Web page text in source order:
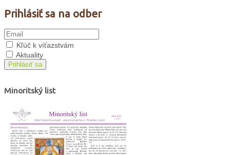
Prihlásiť sa na odber
Kľúč k víťazstvám
Aktuality
Prihlásiť sa
Minoritský list